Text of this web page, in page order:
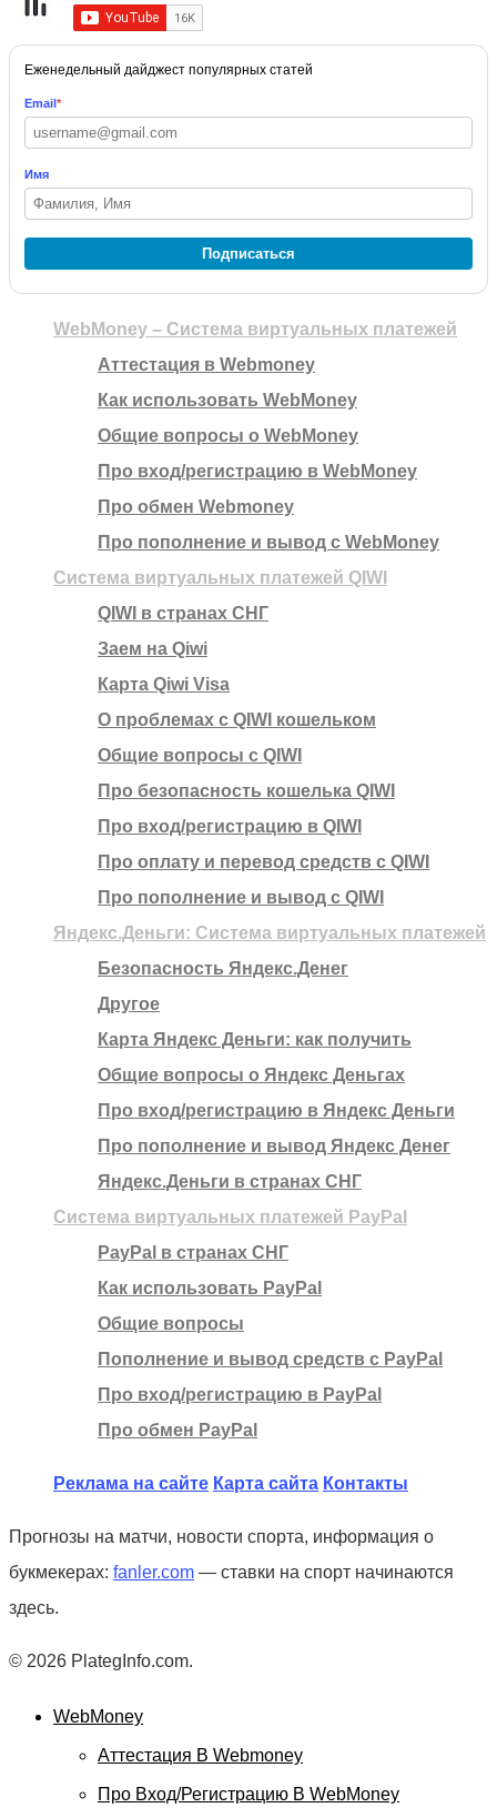
Еженедельный дайджест популярных статей
Email*
Имя
Подписаться
WebMoney – Система виртуальных платежей
Аттестация в Webmoney
Как использовать WebMoney
Общие вопросы о WebMoney
Про вход/регистрацию в WebMoney
Про обмен Webmoney
Про пополнение и вывод с WebMoney
Система виртуальных платежей QIWI
QIWI в странах СНГ
Заем на Qiwi
Карта Qiwi Visa
О проблемах с QIWI кошельком
Общие вопросы с QIWI
Про безопасность кошелька QIWI
Про вход/регистрацию в QIWI
Про оплату и перевод средств c QIWI
Про пополнение и вывод с QIWI
Яндекс.Деньги: Система виртуальных платежей
Безопасность Яндекс.Денег
Другое
Карта Яндекс Деньги: как получить
Общие вопросы о Яндекс Деньгах
Про вход/регистрацию в Яндекс Деньги
Про пополнение и вывод Яндекс Денег
Яндекс.Деньги в странах СНГ
Система виртуальных платежей PayPal
PayPal в странах СНГ
Как использовать PayPal
Общие вопросы
Пополнение и вывод средств с PayPal
Про вход/регистрацию в PayPal
Про обмен PayPal
Реклама на сайте Карта сайта Контакты
Прогнозы на матчи, новости спорта, информация о
букмекерах: fanler.com — ставки на спорт начинаются
здесь.
© 2026 PlategInfo.com.
WebMoney
Аттестация В Webmoney
Про Вход/регистрацию В WebMoney